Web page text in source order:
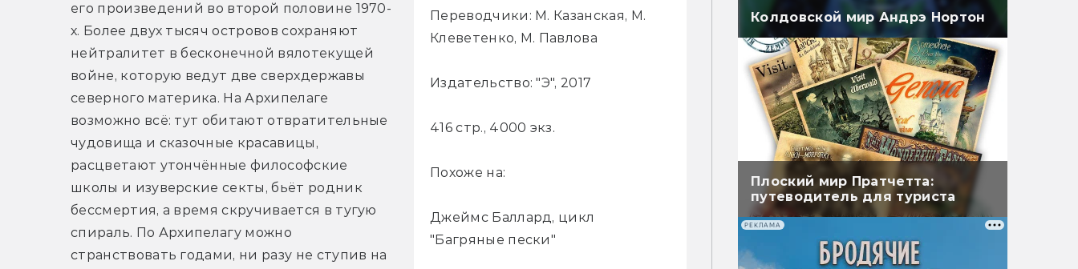
Переводчики: М. Казанская, М.
Клеветенко, М. Павлова
Издательство: "Э", 2017
416 стр., 4000 экз.
Похоже на:
Джеймс Баллард, цикл
"Багряные пески"
его произведений во второй половине 1970-
х. Более двух тысяч островов сохраняют
нейтралитет в бесконечной вялотекущей
войне, которую ведут две сверхдержавы
северного материка. На Архипелаге
возможно всё: тут обитают отвратительные
чудовища и сказочные красавицы,
расцветают утончённые философские
школы и изуверские секты, бьёт родник
бессмертия, а время скручивается в тугую
спираль. По Архипелагу можно
странствовать годами, ни разу не ступив на
Колдовской мир Андрэ Нортон
Плоский мир Пратчетта:
путеводитель для туриста
РЕКЛАМА